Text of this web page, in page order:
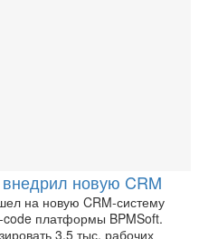
новую CRM
на новую CRM-систему
code платформы BPMSoft.
3,5 тыс. рабочих